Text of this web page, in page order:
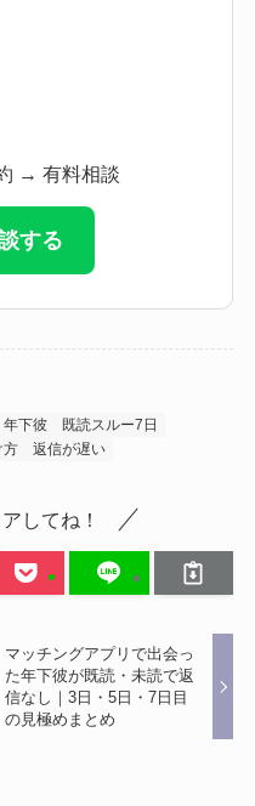
→ 有料相談
する
年下彼
既読スルー7日
方 返信が遅い
してね！
マッチングアプリで出会っ
た年下彼が既読・未読で返
信なし｜3日・5日・7日目
の見極めまとめ